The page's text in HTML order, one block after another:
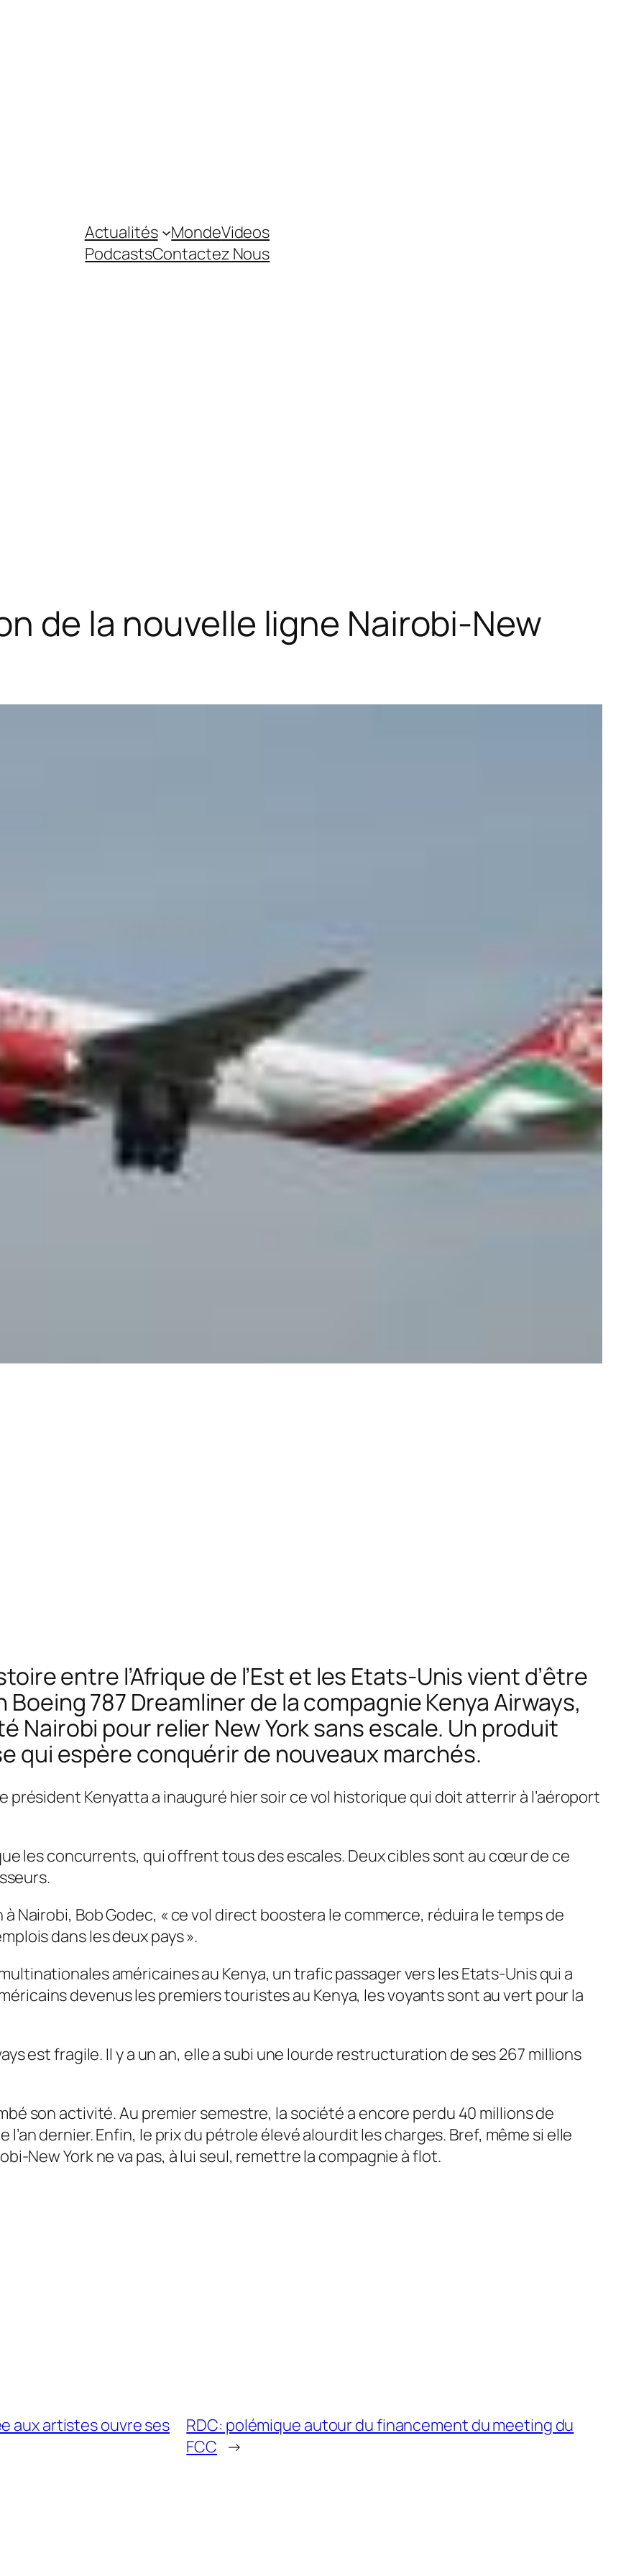
Actualités MondeVideos
PodcastsContactez Nous
de la nouvelle ligne Nairobi-New
entre l’Afrique de l’Est et les Etats-Unis vient d’être
787 Dreamliner de la compagnie Kenya Airways,
Nairobi pour relier New York sans escale. Un produit
qui espère conquérir de nouveaux marchés.
président Kenyatta a inauguré hier soir ce vol historique qui doit atterrir à l’aéroport
les concurrents, qui offrent tous des escales. Deux cibles sont au cœur de ce
Nairobi, Bob Godec, « ce vol direct boostera le commerce, réduira le temps de
dans les deux pays».
américaines au Kenya, un trafic passager vers les Etats-Unis qui a
devenus les premiers touristes au Kenya, les voyants sont au vert pour la
est fragile. Il y a un an, elle a subi une lourde restructuration de ses 267 millions
son activité. Au premier semestre, la société a encore perdu 40 millions de
l’an dernier. Enfin, le prix du pétrole élevé alourdit les charges. Bref, même si elle
New York ne va pas, à lui seul, remettre la compagnie à flot.
aux artistes ouvre ses
RDC: polémique autour du financement du meeting du
FCC →